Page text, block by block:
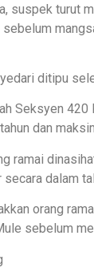
suspek turut
sebelum
ditipu
Seksyen 420
dan
ramai
dalam
orang
sebelum